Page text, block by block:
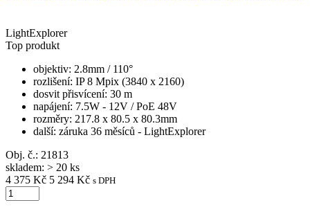
LightExplorer
Top produkt
objektiv: 2.8mm / 110°
rozlišení: IP 8 Mpix (3840 x 2160)
dosvit přisvícení: 30 m
napájení: 7.5W - 12V / PoE 48V
rozměry: 217.8 x 80.5 x 80.3mm
další: záruka 36 měsíců - LightExplorer
Obj. č.: 21813
skladem: > 20 ks
4 375 Kč 5 294 Kč s DPH